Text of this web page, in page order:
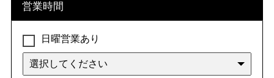
営業時間
日曜営業あり